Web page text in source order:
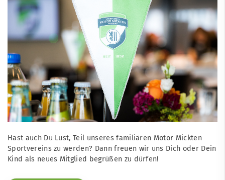
Hast auch Du Lust, Teil unseres familiären Motor Mickten
Sportvereins zu werden? Dann freuen wir uns Dich oder Dein
Kind als neues Mitglied begrüßen zu dürfen!